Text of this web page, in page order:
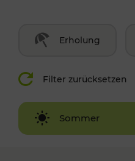
Erholung
Filter zurücksetzen
Sommer
Winter